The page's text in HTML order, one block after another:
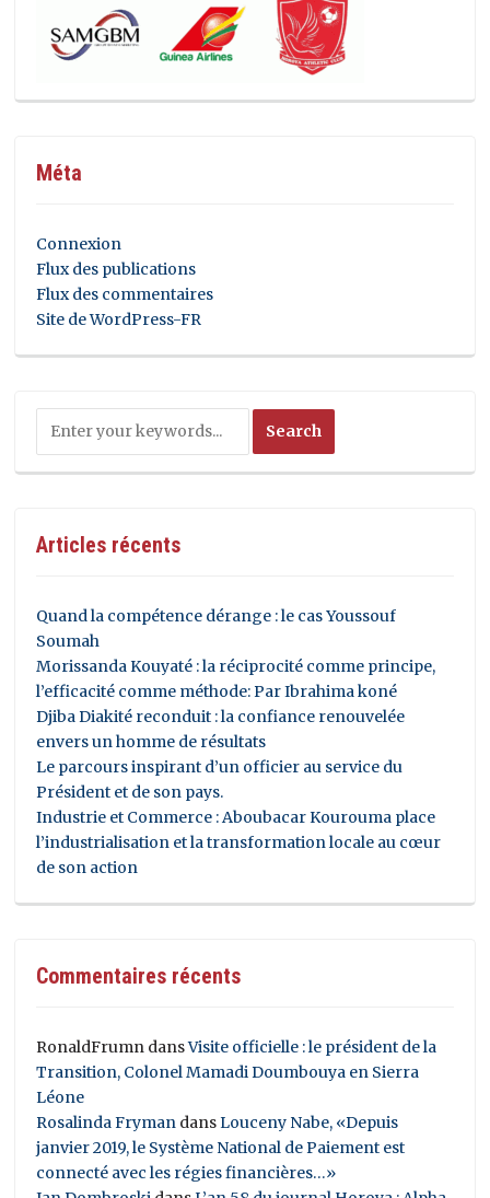
Méta
Connexion
Flux des publications
Flux des commentaires
Site de WordPress-FR
Articles récents
Quand la compétence dérange : le cas Youssouf
Soumah
Morissanda Kouyaté : la réciprocité comme principe,
l’efficacité comme méthode: Par Ibrahima koné
Djiba Diakité reconduit : la confiance renouvelée
envers un homme de résultats
Le parcours inspirant d’un officier au service du
Président et de son pays.
Industrie et Commerce : Aboubacar Kourouma place
l’industrialisation et la transformation locale au cœur
de son action
Commentaires récents
RonaldFrumn dansVisite officielle : le président de la
Transition, Colonel Mamadi Doumbouya en Sierra
Léone
Rosalinda Fryman dansLouceny Nabe, «Depuis
janvier 2019, le Système National de Paiement est
connecté avec les régies financières…»